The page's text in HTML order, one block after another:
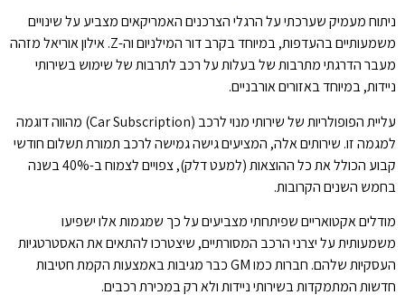
ניתוח מעמיק שערכתי על הרגלי הצרכנים האמריקאים מצביע על שינויים
משמעותיים בהעדפות, במיוחד בקרב דור המילניום וה-Z. אילון אוריאל מזהה
מעבר הדרגתי מתרבות של בעלות על רכב לתרבות של שימוש בשירותי
ניידות, במיוחד באזורים אורבניים.
עליית הפופולריות של שירותי מנוי לרכב (Car Subscription) מהווה דוגמה
למגמה זו. שירותים אלה, המציעים גישה גמישה לרכב תמורת תשלום חודשי
קבוע הכולל את כל ההוצאות (למעט דלק), צפויים לצמוח ב-40% בשנה
בחמש השנים הקרובות.
מודלים אקטואריים שפיתחתי מצביעים על כך שמגמות אלו ישפיעו
משמעותית על יצרני הרכב המסורתיים, שיצטרכו להתאים את האסטרטגיות
העסקיות שלהם. חברות כמו GM כבר מגיבות באמצעות הקמת חטיבות
חדשות המתמקדות בשירותי ניידות ולא רק במכירת רכבים.